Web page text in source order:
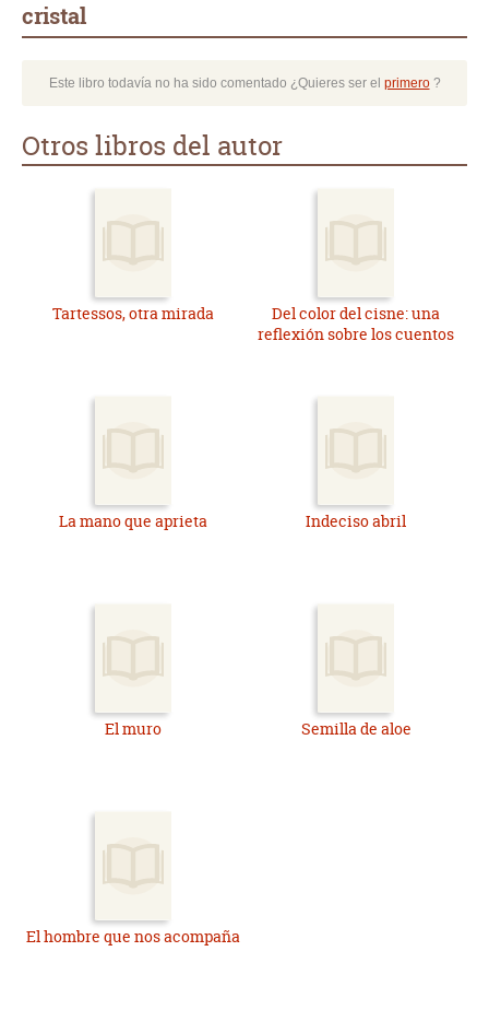
cristal
Este libro todavía no ha sido comentado ¿Quieres ser el primero?
Otros libros del autor
Tartessos, otra mirada
Del color del cisne: una
reflexión sobre los cuentos
La mano que aprieta Indeciso abril
El muro Semilla de aloe
El hombre que nos acompaña